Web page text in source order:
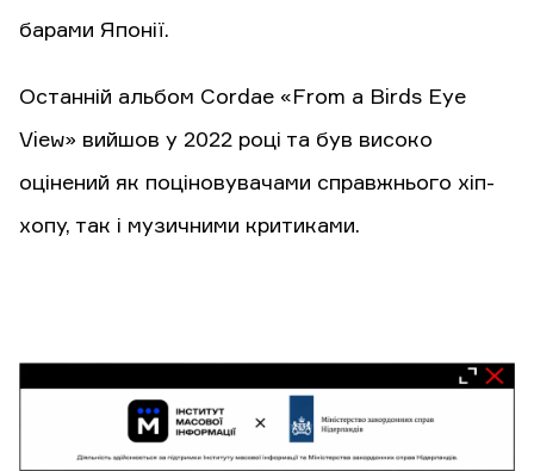
барами Японії.
Останній альбом Cordae «From a Birds Eye
View» вийшов у 2022 році та був високо
оцінений як поціновувачами справжнього хіп-
хопу, так і музичними критиками.